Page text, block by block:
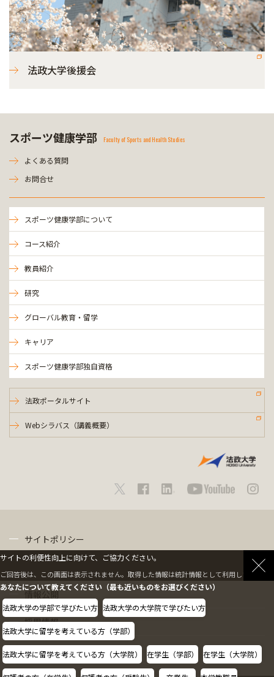
法政大学後援会
スポーツ健康学部 Faculty of Sports and Health Studies
よくある質問
お問合せ
スポーツ健康学部について
コース紹介
教員紹介
研究
グローバル教育・留学
キャリア
スポーツ健康学部独自資格
法政ポータルサイト
Webシラバス（講義概要）
サイトポリシー
情報公開
採用情報
教職員の方へ
サイトの利便性向上に向けて、ご協力ください。
ご回答後は、この画面は表示されません。取得した情報は統計情報として利用します。
あなたについて教えてください（最も近いものをお選びください）
法政大学の学部で学びたい方 法政大学の大学院で学びたい方
法政大学に留学を考えている方（学部）
法政大学に留学を考えている方（大学院） 在学生（学部） 在学生（大学院）